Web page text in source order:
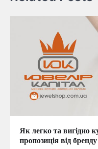
Як легко та
пропозиція від